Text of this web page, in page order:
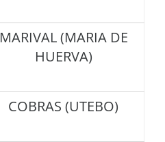
MARIVAL (MARIA DE
HUERVA)
COBRAS (UTEBO)